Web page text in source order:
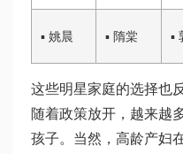
▪ 姚晨 ▪ 隋棠 ▪
这些明星家庭的选择也
随着政策放开，越来越
孩子。当然，高龄产妇